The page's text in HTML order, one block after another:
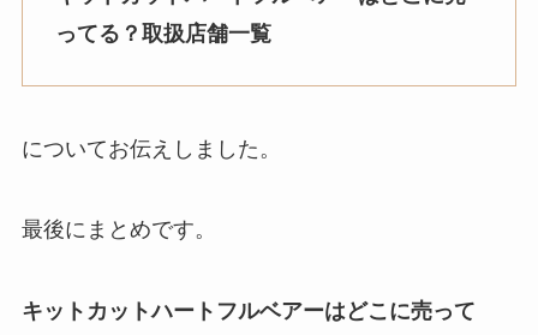
ってる？取扱店舗一覧
についてお伝えしました。
最後にまとめです。
キットカットハートフルベアーはどこに売って